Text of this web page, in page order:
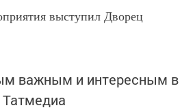
выступил Дворец
важным и интересным в
Татмедиа